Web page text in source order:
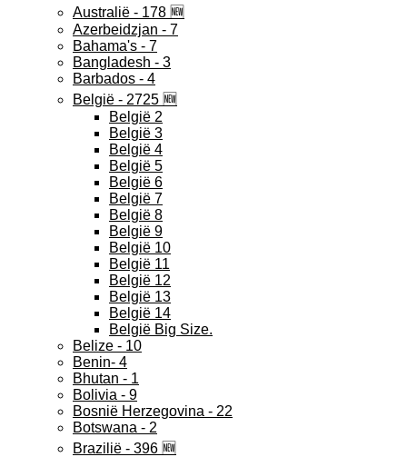
Australië - 178 🆕
Azerbeidzjan - 7
Bahama's - 7
Bangladesh - 3
Barbados - 4
België - 2725 🆕
België 2
België 3
België 4
België 5
België 6
België 7
België 8
België 9
België 10
België 11
België 12
België 13
België 14
België Big Size.
Belize - 10
Benin- 4
Bhutan - 1
Bolivia - 9
Bosnië Herzegovina - 22
Botswana - 2
Brazilië - 396 🆕